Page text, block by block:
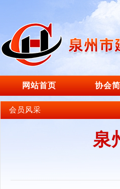
网站首页 协会
会员风采
泉